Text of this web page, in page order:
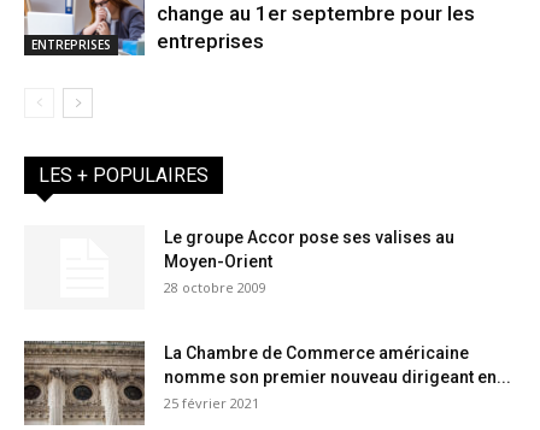
ENTREPRISES
change au 1er septembre pour les
entreprises
LES + POPULAIRES
Le groupe Accor pose ses valises au
Moyen-Orient
28 octobre 2009
La Chambre de Commerce américaine
nomme son premier nouveau dirigeant en...
25 février 2021